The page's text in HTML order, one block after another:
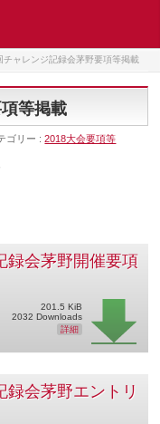
チャレンジ記録会茅野要項等掲載
等掲載
ゴリー :2018大会要項等
録会茅野開催要項
201.5 KiB
2032 Downloads
詳細
録会茅野エントリ